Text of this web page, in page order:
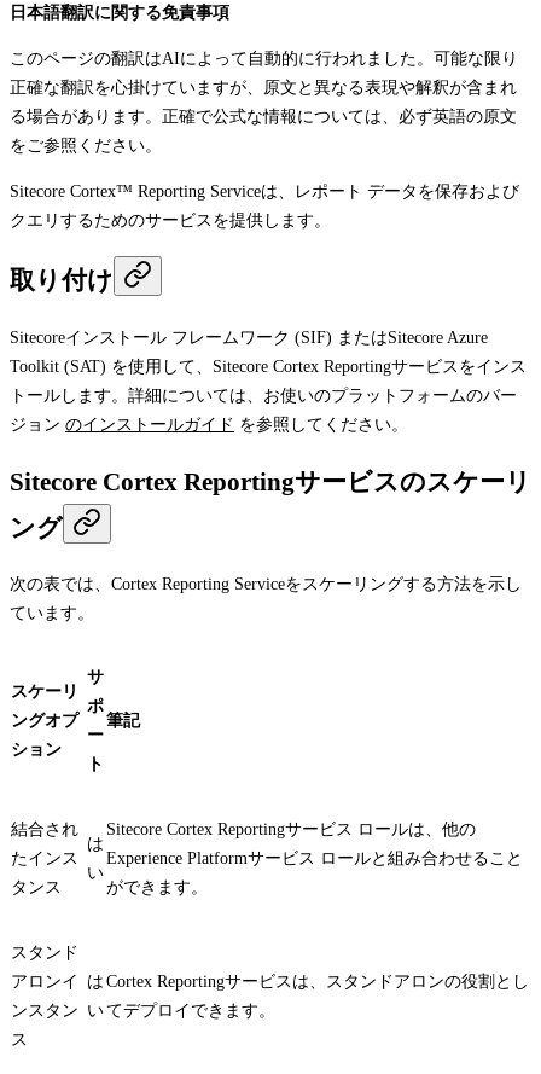
日本語翻訳に関する免責事項
このページの翻訳はAIによって自動的に行われました。可能な限り
正確な翻訳を心掛けていますが、原文と異なる表現や解釈が含まれ
る場合があります。正確で公式な情報については、必ず英語の原文
をご参照ください。
Sitecore Cortex™ Reporting Serviceは、レポート データを保存および
クエリするためのサービスを提供します。
取り付け
Sitecoreインストール フレームワーク (SIF) またはSitecore Azure
Toolkit (SAT) を使用して、Sitecore Cortex Reportingサービスをインス
トールします。詳細については、お使いのプラットフォームのバー
ジョン のインストールガイド を参照してください。
Sitecore Cortex Reportingサービスのスケーリ
ング
次の表では、Cortex Reporting Serviceをスケーリングする方法を示し
ています。
スケーリ
ングオプ
ション
サ
ポ
ー
ト
筆記
結合され
たインス
タンス
は
い
Sitecore Cortex Reportingサービス ロールは、他の
Experience Platformサービス ロールと組み合わせること
ができます。
スタンド
アロンイ
ンスタン
ス
は
い
Cortex Reportingサービスは、スタンドアロンの役割とし
てデプロイできます。